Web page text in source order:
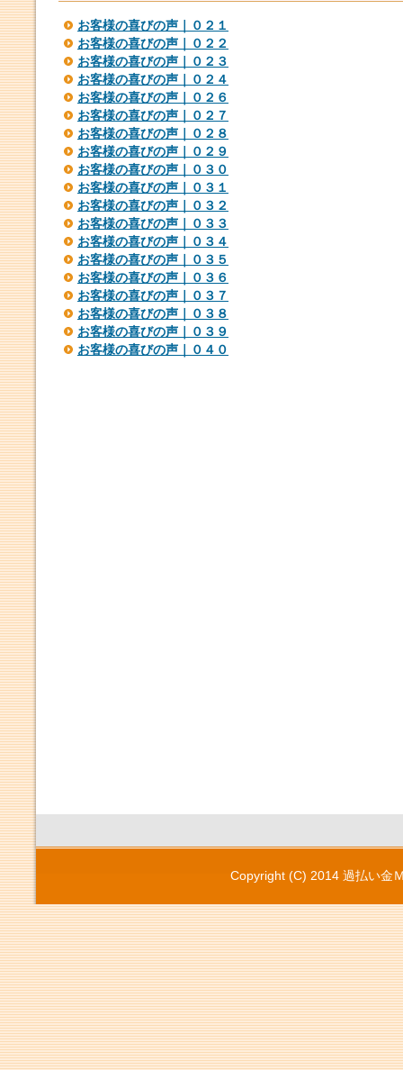
お客様の喜びの声｜０２１
お客様の喜びの声｜０２２
お客様の喜びの声｜０２３
お客様の喜びの声｜０２４
お客様の喜びの声｜０２６
お客様の喜びの声｜０２７
お客様の喜びの声｜０２８
お客様の喜びの声｜０２９
お客様の喜びの声｜０３０
お客様の喜びの声｜０３１
お客様の喜びの声｜０３２
お客様の喜びの声｜０３３
お客様の喜びの声｜０３４
お客様の喜びの声｜０３５
お客様の喜びの声｜０３６
お客様の喜びの声｜０３７
お客様の喜びの声｜０３８
お客様の喜びの声｜０３９
お客様の喜びの声｜０４０
Copyright (C) 2014 過払い金